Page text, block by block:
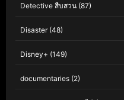
Detective สืบสวน (87)
Disaster(48)
Disney+ (149)
documentaries (2)